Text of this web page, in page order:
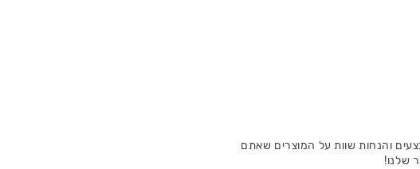
והנחות שוות על המוצרים שאתם
שלנו!